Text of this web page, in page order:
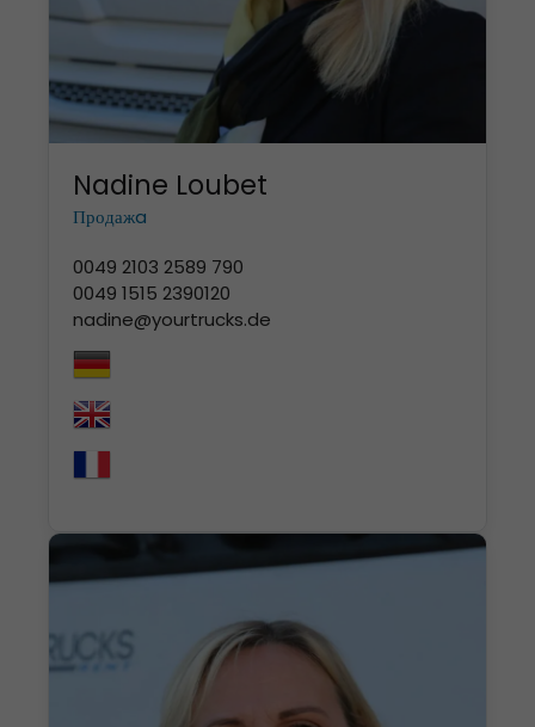
Nadine Loubet
Продажa
0049 2103 2589 790
0049 1515 2390120
nadine@yourtrucks.de